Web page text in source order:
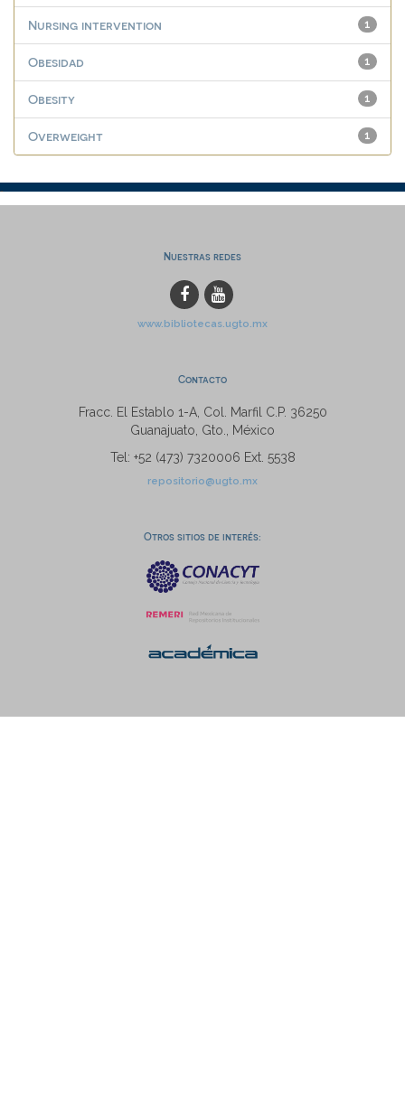
1
Nursing intervention
1
Obesidad
1
Obesity
1
Overweight
Nuestras redes
www.bibliotecas.ugto.mx
Contacto
Fracc. El Establo 1-A, Col. Marfil C.P. 36250
Guanajuato, Gto., México
Tel: +52 (473) 7320006 Ext. 5538
repositorio@ugto.mx
Otros sitios de interés: